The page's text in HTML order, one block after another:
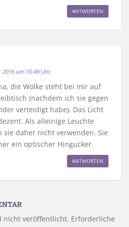
ANTWORTEN
2016 um 10:49 Uhr
die Wolke steht bei mir auf
(nachdem ich sie gegen
verteidigt habe). Das Licht
Als alleinige Leuchte
sie daher nicht verwenden. Sie
ein optischer Hingucker.
ANTWORTEN
nicht veröffentlicht. Erforderliche